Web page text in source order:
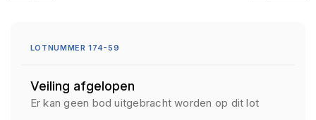
LOTNUMMER 174-59
Veiling afgelopen
Er kan geen bod uitgebracht worden op dit lot